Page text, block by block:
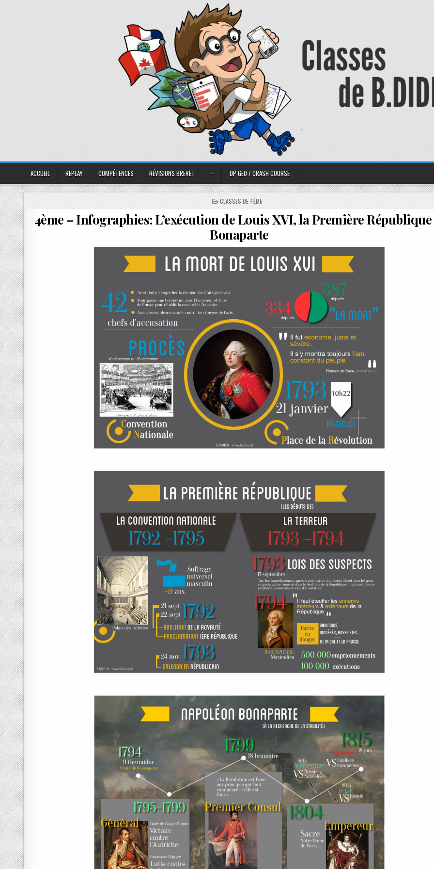
ACCUEIL REPLAY COMPÉTENCES RÉVISIONS BREVET – DP GEO / CRASH COURSE
CLASSES DE 4ÈME
4ème – Infographies: L’exécution de Louis XVI, la Première République
Bonaparte